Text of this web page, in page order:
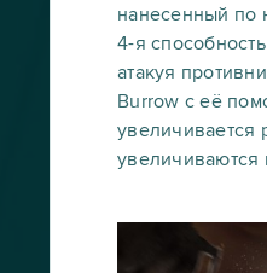
нанесенный по
4-я
атакуя
Burrow с её
увеличивается
увеличиваются